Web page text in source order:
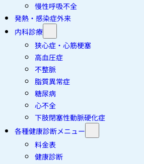
慢性呼吸不全
発熱・感染症外来
内科診療
狭心症・心筋梗塞
高血圧症
不整脈
脂質異常症
糖尿病
心不全
下肢閉塞性動脈硬化症
各種健康診断メニュー
料金表
健康診断